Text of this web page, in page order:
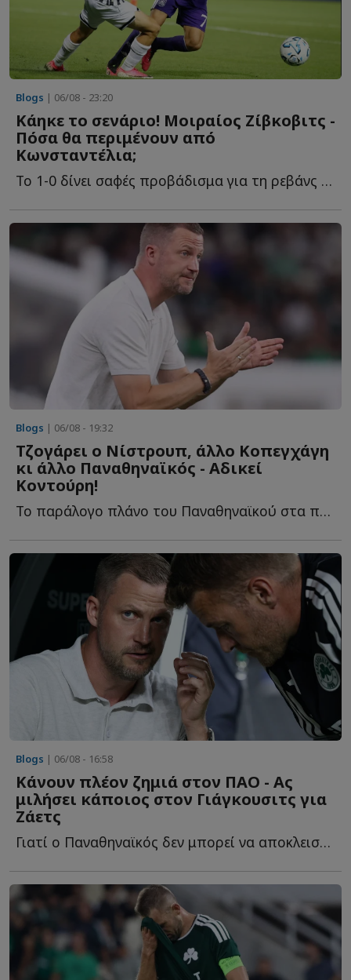
Blogs | 06/08 - 23:20
Κάηκε το σενάριο! Μοιραίος Ζίβκοβιτς -
Πόσα θα περιμένουν από
Κωνσταντέλια;
Το 1-0 δίνει σαφές προβάδισμα για τη ρεβάνς των Βρυξελλών. Ό...
Blogs | 06/08 - 19:32
Τζογάρει ο Νίστρουπ, άλλο Κοπεγχάγη
κι άλλο Παναθηναϊκός - Αδικεί
Κοντούρη!
Το παράλογο πλάνο του Παναθηναϊκού στα προκριματικά, ο...
Blogs | 06/08 - 16:58
Κάνουν πλέον ζημιά στον ΠΑΟ - Ας
μιλήσει κάποιος στον Γιάγκουσιτς για
Ζάετς
Γιατί ο Παναθηναϊκός δεν μπορεί να αποκλειστεί από τ...